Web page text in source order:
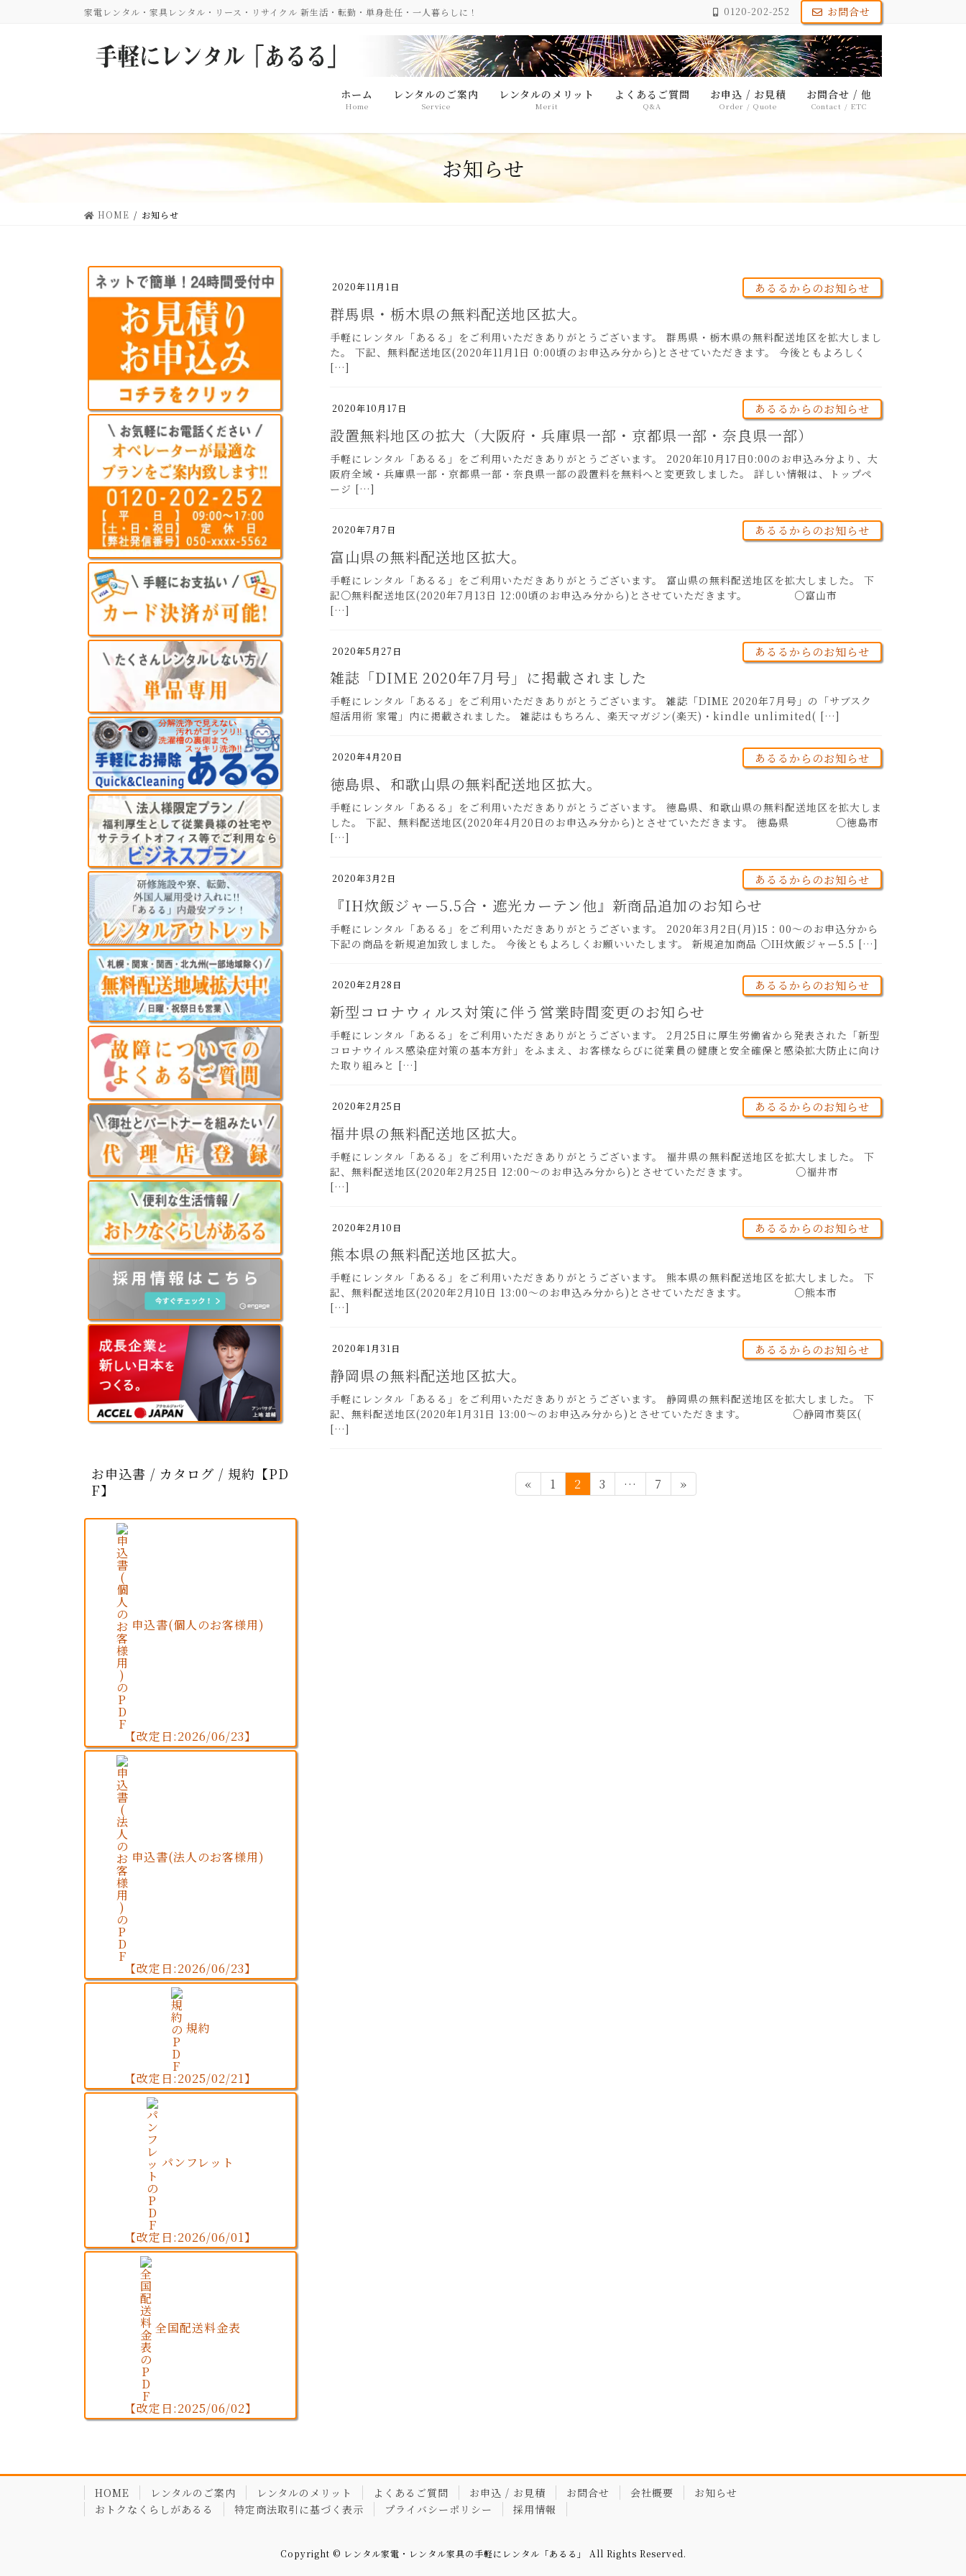
移
動
家電レンタル・家具レンタル・リース・リサイクル 新生活・転勤・単身赴任・一人暮らしに！ 0120-202-252 お問合せ
ホーム
Home
レンタルのご案内
Service
レンタルのメリット
Merit
よくあるご質問
Q&A
お申込 / お見積
Order / Quote
お問合せ / 他
Contact / ETC
お知らせ
HOME お知らせ
2020年11月1日 あるるからのお知らせ
群馬県・栃木県の無料配送地区拡大。
手軽にレンタル「あるる」をご利用いただきありがとうございます。 群馬県・栃木県の無料配送地区を拡大しまし
た。 下記、無料配送地区(2020年11月1日 0:00頃のお申込み分から)とさせていただきます。 今後ともよろしく
[…]
2020年10月17日 あるるからのお知らせ
設置無料地区の拡大（大阪府・兵庫県一部・京都県一部・奈良県一部）
手軽にレンタル「あるる」をご利用いただきありがとうございます。 2020年10月17日0:00のお申込み分より、大
阪府全域・兵庫県一部・京都県一部・奈良県一部の設置料を無料へと変更致しました。 詳しい情報は、トップペ
ージ […]
2020年7月7日 あるるからのお知らせ
富山県の無料配送地区拡大。
手軽にレンタル「あるる」をご利用いただきありがとうございます。 富山県の無料配送地区を拡大しました。 下
記○無料配送地区(2020年7月13日 12:00頃のお申込み分から)とさせていただきます。 ○富山市
[…]
2020年5月27日 あるるからのお知らせ
雑誌「DIME 2020年7月号」に掲載されました
手軽にレンタル「あるる」をご利用いただきありがとうございます。 雑誌「DIME 2020年7月号」の「サブスク
超活用術 家電」内に掲載されました。 雑誌はもちろん、楽天マガジン(楽天)・kindle unlimited( […]
2020年4月20日 あるるからのお知らせ
徳島県、和歌山県の無料配送地区拡大。
手軽にレンタル「あるる」をご利用いただきありがとうございます。 徳島県、和歌山県の無料配送地区を拡大しま
した。 下記、無料配送地区(2020年4月20日のお申込み分から)とさせていただきます。 徳島県 ○徳島市
[…]
2020年3月2日 あるるからのお知らせ
『IH炊飯ジャー5.5合・遮光カーテン他』新商品追加のお知らせ
手軽にレンタル「あるる」をご利用いただきありがとうございます。 2020年3月2日(月)15：00～のお申込分から
下記の商品を新規追加致しました。 今後ともよろしくお願いいたします。 新規追加商品 ○IH炊飯ジャー5.5 […]
2020年2月28日 あるるからのお知らせ
新型コロナウィルス対策に伴う営業時間変更のお知らせ
手軽にレンタル「あるる」をご利用いただきありがとうございます。 2月25日に厚生労働省から発表された「新型
コロナウイルス感染症対策の基本方針」をふまえ、お客様ならびに従業員の健康と安全確保と感染拡大防止に向け
た取り組みと […]
2020年2月25日 あるるからのお知らせ
福井県の無料配送地区拡大。
手軽にレンタル「あるる」をご利用いただきありがとうございます。 福井県の無料配送地区を拡大しました。 下
記、無料配送地区(2020年2月25日 12:00～のお申込み分から)とさせていただきます。 ○福井市
[…]
2020年2月10日 あるるからのお知らせ
熊本県の無料配送地区拡大。
手軽にレンタル「あるる」をご利用いただきありがとうございます。 熊本県の無料配送地区を拡大しました。 下
記、無料配送地区(2020年2月10日 13:00～のお申込み分から)とさせていただきます。 ○熊本市
[…]
2020年1月31日 あるるからのお知らせ
静岡県の無料配送地区拡大。
手軽にレンタル「あるる」をご利用いただきありがとうございます。 静岡県の無料配送地区を拡大しました。 下
記、無料配送地区(2020年1月31日 13:00～のお申込み分から)とさせていただきます。 ○静岡市葵区(
[…]
«
ペ
ー
1
ペ
ー
2
ペ
ー
3 …
ペ
ー
7 »
お申込書 / カタログ / 規約【PD
F】
申込書(個人のお客様用)
【改定日:2026/06/23】
申込書(法人のお客様用)
【改定日:2026/06/23】
規約
【改定日:2025/02/21】
パンフレット
【改定日:2026/06/01】
全国配送料金表
【改定日:2025/06/02】
HOME レンタルのご案内 レンタルのメリット よくあるご質問 お申込 / お見積 お問合せ 会社概要
お知らせ
おトクなくらしがあるる
特定商法取引に基づく表示 プライバシーポリシー 採用情報
Copyright © レンタル家電・レンタル家具の手軽にレンタル「あるる」 All Rights Reserved.